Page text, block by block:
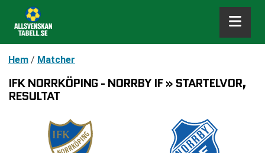
Hem / Matcher
IFK NORRKÖPING - NORRBY IF » STARTELVOR,
RESULTAT